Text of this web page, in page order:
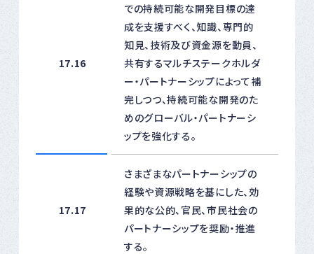
17.16
での持続可能な開発目標の達
成を支援すべく、知識、専門的
知見、技術及び資金源を動員、
共有するマルチステークホルダ
ー・パートナーシップによって補
完しつつ、持続可能な開発のた
めのグローバル・パートナーシ
ップを強化する。
17.17
さまざまなパートナーシップの
経験や資源戦略を基にした、効
果的な公的、官民、市民社会の
パートナーシップを奨励・推進
する。